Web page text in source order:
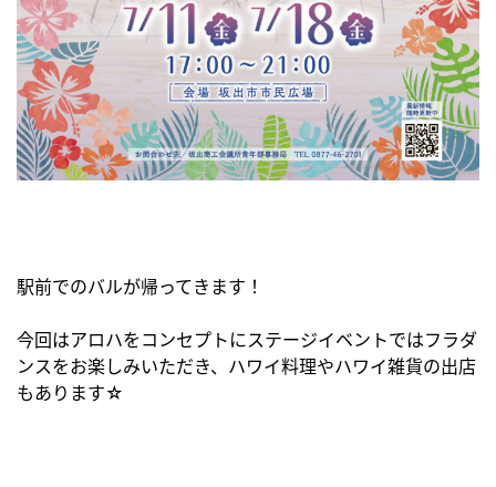
駅前でのバルが帰ってきます！
今回はアロハをコンセプトにステージイベントではフラダ
ンスをお楽しみいただき、ハワイ料理やハワイ雑貨の出店
もあります☆